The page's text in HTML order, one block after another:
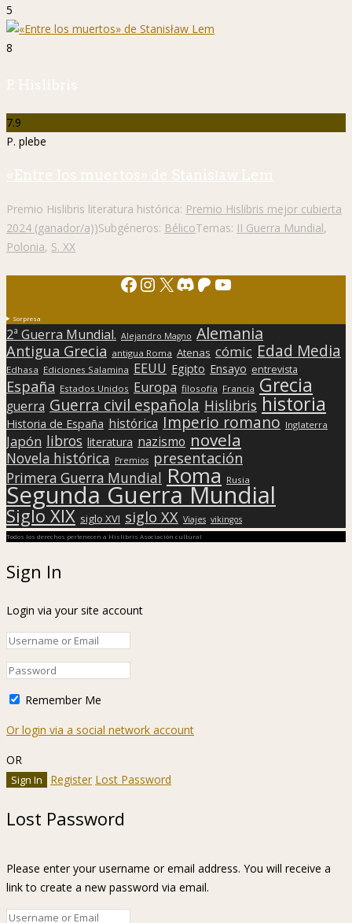
5
8
P. Hislibris
7.9
P. plebe
«Entre los muertos» de Stanisław Lem
Premio Hislibris literatura histórica: Premio Hislibris mejor cubierta
2024 (ganador/a))Subgéneros: BélicoTemas: II Guerra Mundial,
Polonia, S. XX
Facebook
Instagram
X Discord
Patreon
YouTube
Sorpresa
2ª Guerra Mundial. Alejandro Magno Alemania
Antigua Grecia antigua Roma Atenas cómic Edad Media
Edhasa Ediciones Salamina EEUU Egipto Ensayo entrevista
España Estados Unidos Europa filosofía Francia Grecia
guerra Guerra civil española Hislibris historia
Historia de España histórica Imperio romano Inglaterra
Japón libros literatura nazismo novela
Novela histórica Premios presentación
Primera Guerra Mundial Roma Rusia
Segunda Guerra Mundial
Siglo XIX siglo XVI siglo XX Viajes vikingos
Todos los derechos pertenecen a Hislibris Asociación cultural
Sign In
Login via your site account
Remember Me
Or login via a social network account
OR
Register Lost Password
Lost Password
Please enter your username or email address. You will receive a
link to create a new password via email.